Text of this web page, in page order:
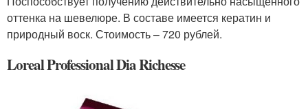
оттенка на шевелюре. В составе имеется кератин и
природный воск. Стоимость – 720 рублей.
Loreal Professional Dia Richesse